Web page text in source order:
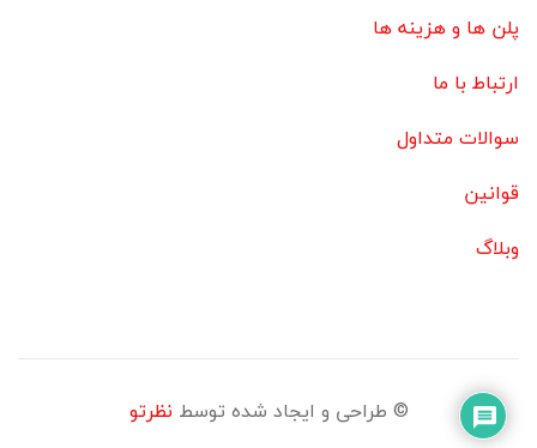
پلن ها و هزینه ها
ارتباط با ما
سوالات متداول
قوانین
وبلاگ
© طراحی و ایجاد شده توسط نظرتو